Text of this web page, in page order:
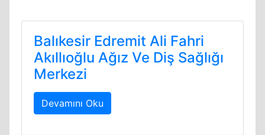
Balıkesir Edremit Ali Fahri
Akıllıoğlu Ağız Ve Diş Sağlığı
Merkezi
Devamını Oku